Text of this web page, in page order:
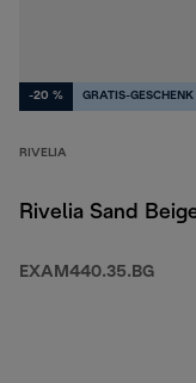
-20 % GRATIS-GESCHENK
RIVELIA
Rivelia Sand
EXAM440.35.BG